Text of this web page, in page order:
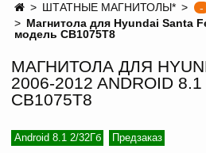
ШТАТНЫЕ МАГНИТОЛЫ*
-
Магнитола для Hyundai Santa
модель CB1075T8
МАГНИТОЛА ДЛЯ
2006-2012 ANDROID
CB1075T8
Android 8.1 2/32Гб Предзаказ